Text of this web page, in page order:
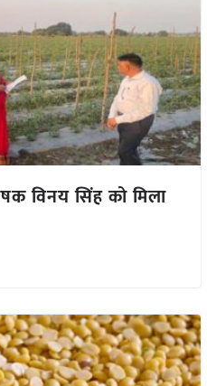
विनय सिंह को मिला